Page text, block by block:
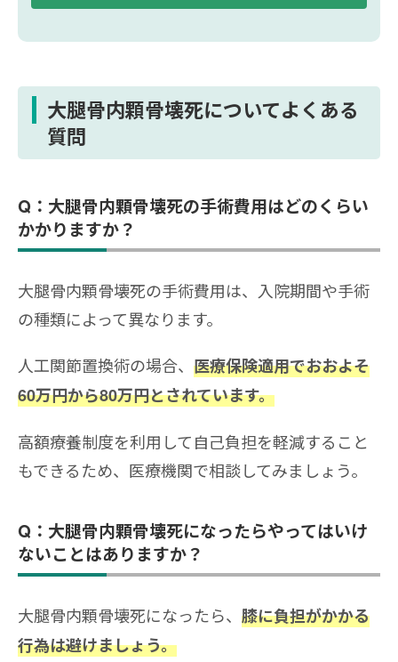
大腿骨内顆骨壊死についてよくある
質問
Q：大腿骨内顆骨壊死の手術費用はどのくらい
かかりますか？
大腿骨内顆骨壊死の手術費用は、入院期間や手術
の種類によって異なります。
人工関節置換術の場合、 医療保険適用でおおよそ
60万円から80万円とされています。
高額療養制度を利用して自己負担を軽減すること
もできるため、医療機関で相談してみましょう。
Q：大腿骨内顆骨壊死になったらやってはいけ
ないことはありますか？
大腿骨内顆骨壊死になったら、 膝に負担がかかる
行為は避けましょう。